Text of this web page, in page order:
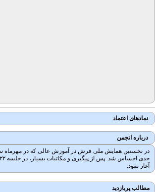
نمادهای اعتماد
درباره انجمن
آغاز نمود.
مطالب پربازدید